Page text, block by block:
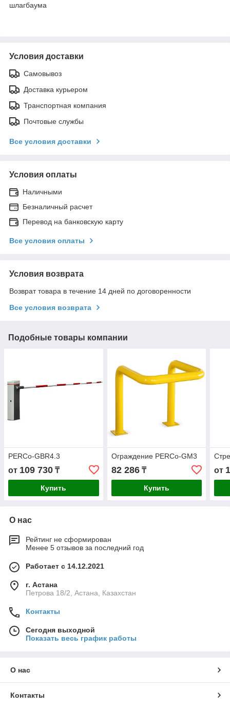
шлагбаума
Условия доставки
Самовывоз
Доставка курьером
Транспортная компания
Почтовые службы
Все условия доставки
Условия оплаты
Наличными
Безналичный расчет
Перевод на банковскую карту
Все условия оплаты
Условия возврата
Возврат товара в течение 14 дней по договоренности
Все условия возврата
Подобные товары компании
PERCo-GBR4.3
от 109 730 ₸
Купить
Ограждение PERCo-GM3
82 286₸
Купить
от
О нас
Рейтинг не сформирован
Менее 5 отзывов за последний год
Работает с 14.12.2021
г. Астана
Петрова 18/2, Астана, Казахстан
Контакты
Сегодня выходной
Показать весь график работы
О нас
Контакты